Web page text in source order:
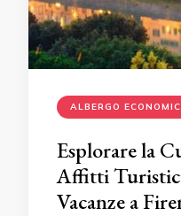
ALBERGO
Esplorare la
Affitti
Vacanze a